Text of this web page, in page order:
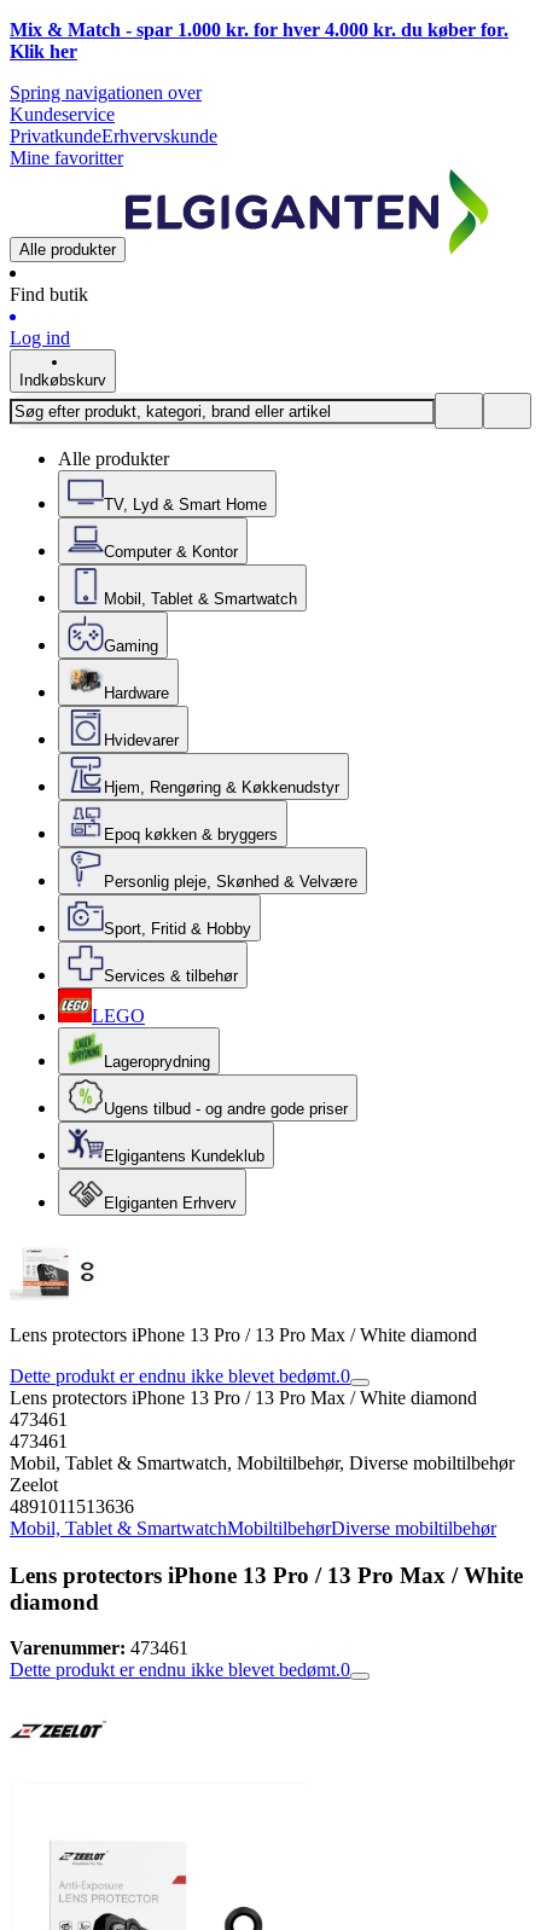
Mix & Match - spar 1.000 kr. for hver 4.000 kr. du køber for.
Klik her
Spring navigationen over
Kundeservice
PrivatkundeErhvervskunde
Mine favoritter
Alle produkter
Find butik
Log ind
Indkøbskurv
Alle produkter
TV, Lyd & Smart Home
Computer & Kontor
Mobil, Tablet & Smartwatch
Gaming
Hardware
Hvidevarer
Hjem, Rengøring & Køkkenudstyr
Epoq køkken & bryggers
Personlig pleje, Skønhed & Velvære
Sport, Fritid & Hobby
Services & tilbehør
LEGO
Lageroprydning
Ugens tilbud - og andre gode priser
Elgigantens Kundeklub
Elgiganten Erhverv
Lens protectors iPhone 13 Pro / 13 Pro Max / White diamond
Dette produkt er endnu ikke blevet bedømt.0
Lens protectors iPhone 13 Pro / 13 Pro Max / White diamond
473461
473461
Mobil, Tablet & Smartwatch, Mobiltilbehør, Diverse mobiltilbehør
Zeelot
4891011513636
Mobil, Tablet & SmartwatchMobiltilbehørDiverse mobiltilbehør
Lens protectors iPhone 13 Pro / 13 Pro Max / White
diamond
Varenummer: 473461
Dette produkt er endnu ikke blevet bedømt.0